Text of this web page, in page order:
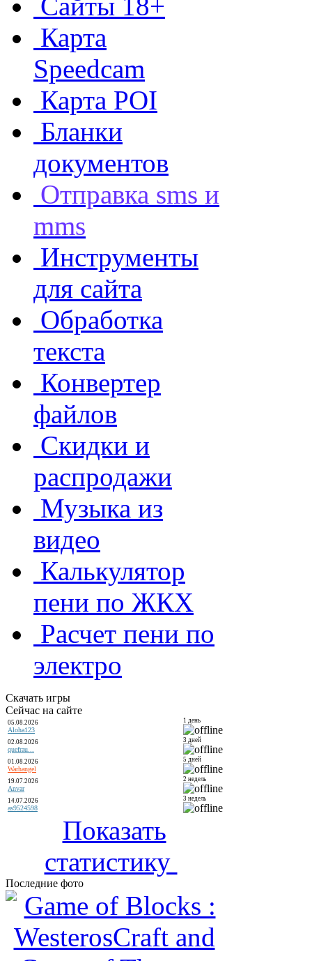
Сайты 18+
Карта
Speedcam
Карта POI
Бланки
документов
Отправка sms и
mms
Инструменты
для сайта
Обработка
текста
Конвертер
файлов
Скидки и
распродажи
Музыка из
видео
Калькулятор
пени по ЖКХ
Расчет пени по
электро
Скачать игры
Сейчас на сайте
05.08.2026
Aloha123
1 день
02.08.2026
quefrau...
3 дней
01.08.2026
Warhangel
5 дней
19.07.2026
Anvar
2 недель
14.07.2026
as9524598
3 недель
Показать
статистику
Последние фото